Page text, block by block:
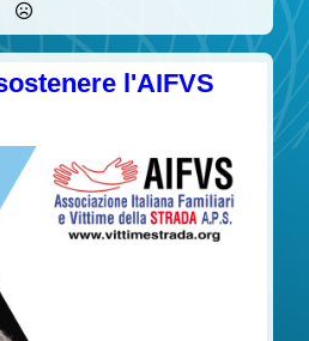
l'AIFVS